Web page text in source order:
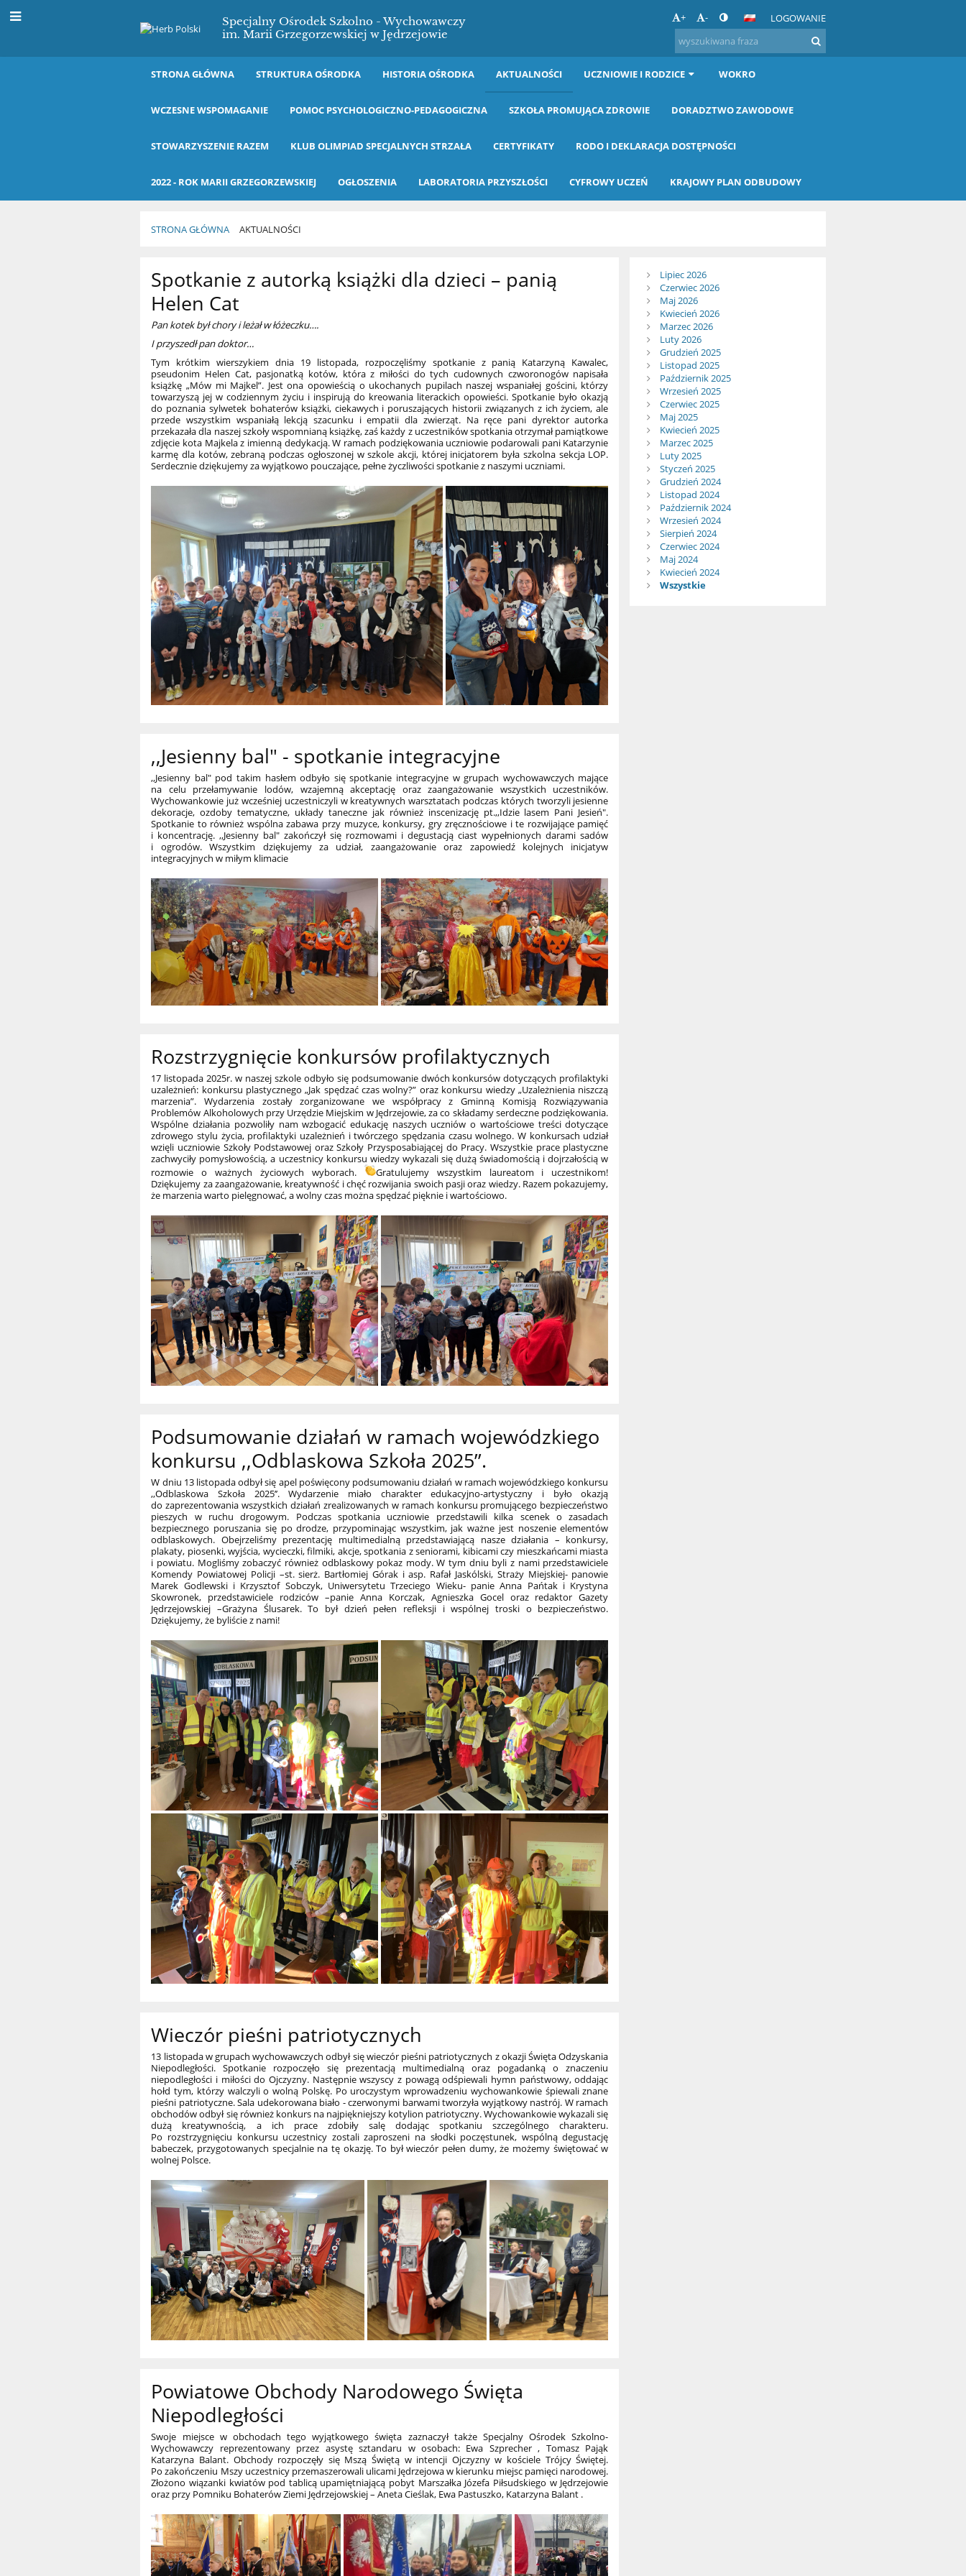
Specjalny Ośrodek Szkolno - Wychowawczy
im. Marii Grzegorzewskiej w Jędrzejowie
+ - LOGOWANIE
STRONA GŁÓWNA STRUKTURA OŚRODKA HISTORIA OŚRODKA AKTUALNOŚCI UCZNIOWIE I RODZICE WOKRO
WCZESNE WSPOMAGANIE POMOC PSYCHOLOGICZNO-PEDAGOGICZNA SZKOŁA PROMUJĄCA ZDROWIE DORADZTWO ZAWODOWE
STOWARZYSZENIE RAZEM KLUB OLIMPIAD SPECJALNYCH STRZAŁA CERTYFIKATY RODO I DEKLARACJA DOSTĘPNOŚCI
2022 - ROK MARII GRZEGORZEWSKIEJ OGŁOSZENIA LABORATORIA PRZYSZŁOŚCI CYFROWY UCZEŃ KRAJOWY PLAN ODBUDOWY
STRONA GŁÓWNA AKTUALNOŚCI
Aktualności
Spotkanie z autorką książki dla dzieci – panią
Helen Cat
Pan kotek był chory i leżał w łóżeczku….
I przyszedł pan doktor…
Tym krótkim wierszykiem dnia 19 listopada, rozpoczęliśmy spotkanie z panią Katarzyną Kawalec,
pseudonim Helen Cat, pasjonatką kotów, która z miłości do tych cudownych czworonogów napisała
książkę „Mów mi Majkel”. Jest ona opowieścią o ukochanych pupilach naszej wspaniałej gościni, którzy
towarzyszą jej w codziennym życiu i inspirują do kreowania literackich opowieści. Spotkanie było okazją
do poznania sylwetek bohaterów książki, ciekawych i poruszających historii związanych z ich życiem, ale
przede wszystkim wspaniałą lekcją szacunku i empatii dla zwierząt. Na ręce pani dyrektor autorka
przekazała dla naszej szkoły wspomnianą książkę, zaś każdy z uczestników spotkania otrzymał pamiątkowe
zdjęcie kota Majkela z imienną dedykacją. W ramach podziękowania uczniowie podarowali pani Katarzynie
karmę dla kotów, zebraną podczas ogłoszonej w szkole akcji, której inicjatorem była szkolna sekcja LOP.
Serdecznie dziękujemy za wyjątkowo pouczające, pełne życzliwości spotkanie z naszymi uczniami.
,,Jesienny bal" - spotkanie integracyjne
,,Jesienny bal" pod takim hasłem odbyło się spotkanie integracyjne w grupach wychowawczych mające
na celu przełamywanie lodów, wzajemną akceptację oraz zaangażowanie wszystkich uczestników.
Wychowankowie już wcześniej uczestniczyli w kreatywnych warsztatach podczas których tworzyli jesienne
dekoracje, ozdoby tematyczne, układy taneczne jak również inscenizację pt.,,Idzie lasem Pani Jesień".
Spotkanie to również wspólna zabawa przy muzyce, konkursy, gry zręcznościowe i te rozwijające pamięć
i koncentrację. ,,Jesienny bal" zakończył się rozmowami i degustacją ciast wypełnionych darami sadów
i ogrodów. Wszystkim dziękujemy za udział, zaangażowanie oraz zapowiedź kolejnych inicjatyw
integracyjnych w miłym klimacie
Rozstrzygnięcie konkursów profilaktycznych
17 listopada 2025r. w naszej szkole odbyło się podsumowanie dwóch konkursów dotyczących profilaktyki
uzależnień: konkursu plastycznego „Jak spędzać czas wolny?” oraz konkursu wiedzy „Uzależnienia niszczą
marzenia”. Wydarzenia zostały zorganizowane we współpracy z Gminną Komisją Rozwiązywania
Problemów Alkoholowych przy Urzędzie Miejskim w Jędrzejowie, za co składamy serdeczne podziękowania.
Wspólne działania pozwoliły nam wzbogacić edukację naszych uczniów o wartościowe treści dotyczące
zdrowego stylu życia, profilaktyki uzależnień i twórczego spędzania czasu wolnego. W konkursach udział
wzięli uczniowie Szkoły Podstawowej oraz Szkoły Przysposabiającej do Pracy. Wszystkie prace plastyczne
zachwyciły pomysłowością, a uczestnicy konkursu wiedzy wykazali się dużą świadomością i dojrzałością w
rozmowie o ważnych życiowych wyborach.
Gratulujemy wszystkim laureatom i uczestnikom!
Dziękujemy za zaangażowanie, kreatywność i chęć rozwijania swoich pasji oraz wiedzy. Razem pokazujemy,
że marzenia warto pielęgnować, a wolny czas można spędzać pięknie i wartościowo.
Podsumowanie działań w ramach wojewódzkiego
konkursu ,,Odblaskowa Szkoła 2025’’.
W dniu 13 listopada odbył się apel poświęcony podsumowaniu działań w ramach wojewódzkiego konkursu
,,Odblaskowa Szkoła 2025’’. Wydarzenie miało charakteredukacyjno-artystyczny i było okazją
do zaprezentowania wszystkich działań zrealizowanych w ramach konkursu promującego bezpieczeństwo
pieszych w ruchu drogowym. Podczas spotkania uczniowie przedstawili kilka scenek o zasadach
bezpiecznego poruszania się po drodze, przypominając wszystkim, jak ważne jest noszenie elementów
odblaskowych. Obejrzeliśmy prezentację multimedialną przedstawiającą nasze działania – konkursy,
plakaty, piosenki, wyjścia, wycieczki, filmiki, akcje, spotkania z seniorami, kibicami czy mieszkańcami miasta
i powiatu. Mogliśmy zobaczyć również odblaskowy pokaz mody. W tym dniu byli z nami przedstawiciele
Komendy Powiatowej Policji –st. sierż. Bartłomiej Górak i asp. Rafał Jaskólski, Straży Miejskiej- panowie
Marek Godlewski i Krzysztof Sobczyk, Uniwersytetu Trzeciego Wieku- panie Anna Pańtak i Krystyna
Skowronek, przedstawiciele rodziców –panie Anna Korczak, Agnieszka Gocel oraz redaktor Gazety
Jędrzejowskiej –Grażyna Ślusarek. To był dzień pełen refleksji i wspólnej troski o bezpieczeństwo.
Dziękujemy, że byliście z nami!
Wieczór pieśni patriotycznych
13 listopada w grupach wychowawczych odbył się wieczór pieśni patriotycznych z okazji Święta Odzyskania
Niepodległości. Spotkanie rozpoczęło się prezentacją multimedialną oraz pogadanką o znaczeniu
niepodległości i miłości do Ojczyzny. Następnie wszyscy z powagą odśpiewali hymn państwowy, oddając
hołd tym, którzy walczyli o wolną Polskę. Po uroczystym wprowadzeniu wychowankowie śpiewali znane
pieśni patriotyczne. Sala udekorowana biało - czerwonymi barwami tworzyła wyjątkowy nastrój. W ramach
obchodów odbył się również konkurs na najpiękniejszy kotylion patriotyczny. Wychowankowie wykazali się
dużą kreatywnością, a ich prace zdobiły salę dodając spotkaniu szczególnego charakteru.
Po rozstrzygnięciu konkursu uczestnicy zostali zaproszeni na słodki poczęstunek, wspólną degustację
babeczek, przygotowanych specjalnie na tę okazję. To był wieczór pełen dumy, że możemy świętować w
wolnej Polsce.
Powiatowe Obchody Narodowego Święta
Niepodległości
Swoje miejsce w obchodach tego wyjątkowego święta zaznaczył także Specjalny Ośrodek Szkolno-
Wychowawczy reprezentowany przez asystę sztandaru w osobach: Ewa Szprecher , Tomasz Pająk
Katarzyna Balant. Obchody rozpoczęły się Mszą Świętą w intencji Ojczyzny w kościele Trójcy Świętej.
Po zakończeniu Mszy uczestnicy przemaszerowali ulicami Jędrzejowa w kierunku miejsc pamięci narodowej.
Złożono wiązanki kwiatów pod tablicą upamiętniającą pobyt Marszałka Józefa Piłsudskiego w Jędrzejowie
oraz przy Pomniku Bohaterów Ziemi Jędrzejowskiej – Aneta Cieślak, Ewa Pastuszko, Katarzyna Balant .
Lipiec 2026
Czerwiec 2026
Maj 2026
Kwiecień 2026
Marzec 2026
Luty 2026
Grudzień 2025
Listopad 2025
Październik 2025
Wrzesień 2025
Czerwiec 2025
Maj 2025
Kwiecień 2025
Marzec 2025
Luty 2025
Styczeń 2025
Grudzień 2024
Listopad 2024
Październik 2024
Wrzesień 2024
Sierpień 2024
Czerwiec 2024
Maj 2024
Kwiecień 2024
Wszystkie